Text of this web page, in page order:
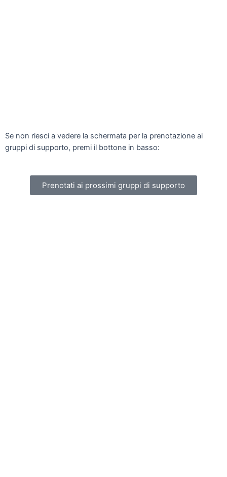
Se non riesci a vedere la schermata per la prenotazione ai
gruppi di supporto, premi il bottone in basso:
Prenotati ai prossimi gruppi di supporto